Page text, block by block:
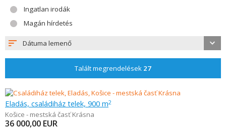
Ingatlan irodák
Magán hírdetés
Dátuma lemenő
Talált megrendelések 27
Eladás, családiház telek, 900 m2
Košice - mestská časť Krásna
36 000,00 EUR